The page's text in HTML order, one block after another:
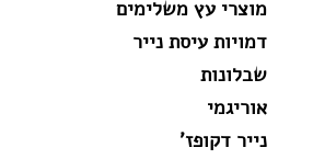
מוצרי עץ משלימים
דמויות עיסת נייר
שבלונות
אוריגמי
נייר דקופז'